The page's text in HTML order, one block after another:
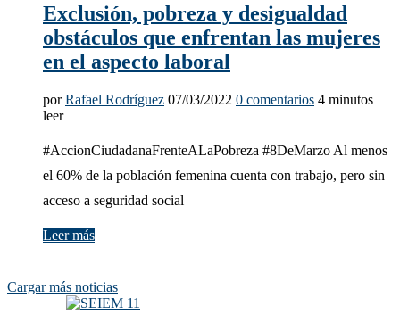
Exclusión, pobreza y desigualdad
obstáculos que enfrentan las mujeres
en el aspecto laboral
porRafael Rodríguez 07/03/2022 0 comentarios 4 minutos
leer
#AccionCiudadanaFrenteALaPobreza #8DeMarzo Al menos
el 60% de la población femenina cuenta con trabajo, pero sin
acceso a seguridad social
Leer más
Cargar más noticias